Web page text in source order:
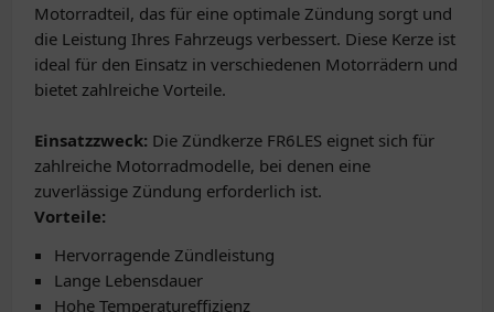
Motorradteil, das für eine optimale Zündung sorgt und
die Leistung Ihres Fahrzeugs verbessert. Diese Kerze ist
ideal für den Einsatz in verschiedenen Motorrädern und
bietet zahlreiche Vorteile.
Einsatzzweck: Die Zündkerze FR6LES eignet sich für
zahlreiche Motorradmodelle, bei denen eine
zuverlässige Zündung erforderlich ist.
Vorteile:
Hervorragende Zündleistung
Lange Lebensdauer
Hohe Temperatureffizienz